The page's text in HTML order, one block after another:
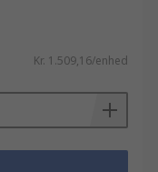
Kr. 1.509,16/enhed